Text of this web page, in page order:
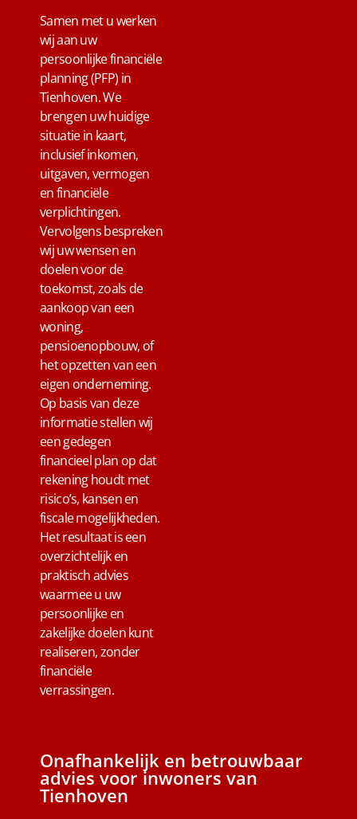
Samen met u werken
wij aan uw
persoonlijke financiële
planning (PFP) in
Tienhoven. We
brengen uw huidige
situatie in kaart,
inclusief inkomen,
uitgaven, vermogen
en financiële
verplichtingen.
Vervolgens bespreken
wij uw wensen en
doelen voor de
toekomst, zoals de
aankoop van een
woning,
pensioenopbouw, of
het opzetten van een
eigen onderneming.
Op basis van deze
informatie stellen wij
een gedegen
financieel plan op dat
rekening houdt met
risico’s, kansen en
fiscale mogelijkheden.
Het resultaat is een
overzichtelijk en
praktisch advies
waarmee u uw
persoonlijke en
zakelijke doelen kunt
realiseren, zonder
financiële
verrassingen.
Onafhankelijk en betrouwbaar
advies voor inwoners van
Tienhoven